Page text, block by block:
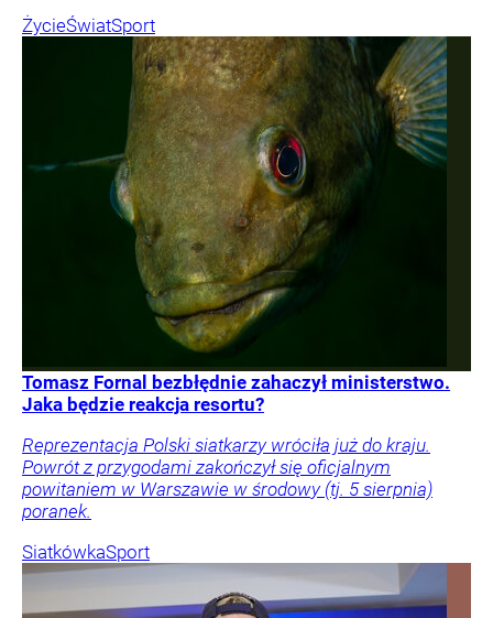
ŻycieŚwiatSport
Tomasz Fornal bezbłędnie zahaczył ministerstwo.
Jaka będzie reakcja resortu?
Reprezentacja Polski siatkarzy wróciła już do kraju.
Powrót z przygodami zakończył się oficjalnym
powitaniem w Warszawie w środowy (tj. 5 sierpnia)
poranek.
SiatkówkaSport